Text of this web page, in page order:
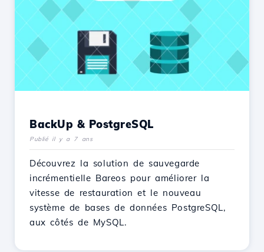
BackUp & PostgreSQL
Publié il y a 7 ans
Découvrez la solution de sauvegarde
incrémentielle Bareos pour améliorer la
vitesse de restauration et le nouveau
système de bases de données PostgreSQL,
aux côtés de MySQL.